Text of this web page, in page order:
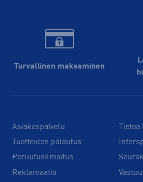
Turvallinen maksaminen
Asiakaspalvelu
Tuotteiden palautus
Peruutusilmoitus
Reklamaatio
Tietoa